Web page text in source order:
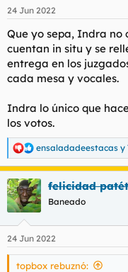
24 Jun 2022
Que yo sepa, Indra no
cuentan in situ y se
entrega en los
cada mesa y vocales.
Indra lo único que
los votos.
R
e
a
c
c
i
e
s
ensaladadeestacas y
felicidad
Baneado
24 Jun 2022
topbox rebuznó: